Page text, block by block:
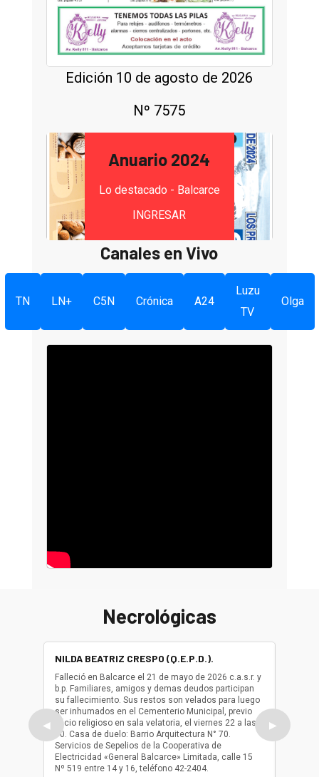
Edición 10 de agosto de 2026
Nº 7575
Anuario 2024
Lo destacado - Balcarce
INGRESAR
Canales en Vivo
TN LN+ C5N Crónica A24
Luzu
TV
Olga
Necrológicas
◀
NILDA BEATRIZ CRESPO (Q.E.P.D.).
Falleció en Balcarce el 21 de mayo de 2026 c.a.s.r. y
b.p. Familiares, amigos y demas deudos participan
su fallecimiento. Sus restos son velados para luego
ser inhumados en el Cementerio Municipal, previo
oficio religioso en sala velatoria, el viernes 22 a las
10. Casa de duelo: Barrio Arquitectura N° 70.
Servicios de Sepelios de la Cooperativa de
Electricidad «General Balcarce» Limitada, calle 15
Nº 519 entre 14 y 16, teléfono 42-2404.
ser
oficio
▶